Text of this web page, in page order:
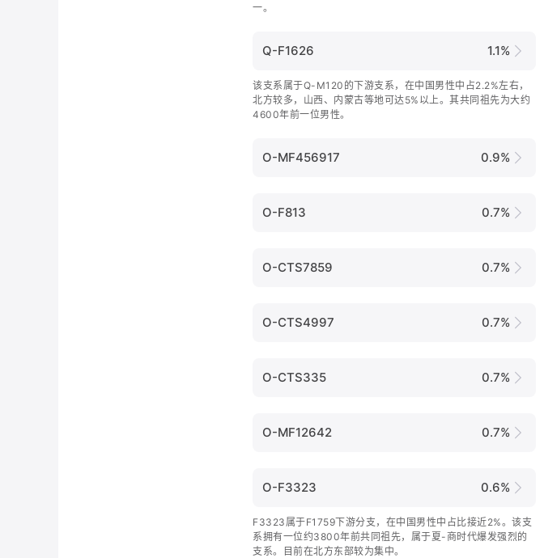
一。
Q-F1626 1.1%
该支系属于Q-M120的下游支系，在中国男性中占2.2%左右，
北方较多，山西、内蒙古等地可达5%以上。其共同祖先为大约
4600年前一位男性。
O-MF456917 0.9%
O-F813 0.7%
O-CTS7859 0.7%
O-CTS4997 0.7%
O-CTS335 0.7%
O-MF12642 0.7%
O-F3323 0.6%
F3323属于F1759下游分支，在中国男性中占比接近2%。该支
系拥有一位约3800年前共同祖先，属于夏-商时代爆发强烈的
支系。目前在北方东部较为集中。